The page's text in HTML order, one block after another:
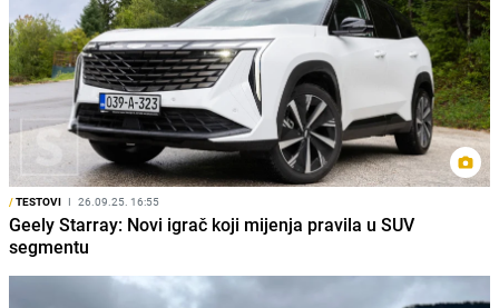
/TESTOVI I 26.09.25. 16:55
Geely Starray: Novi igrač koji mijenja pravila u SUV
segmentu